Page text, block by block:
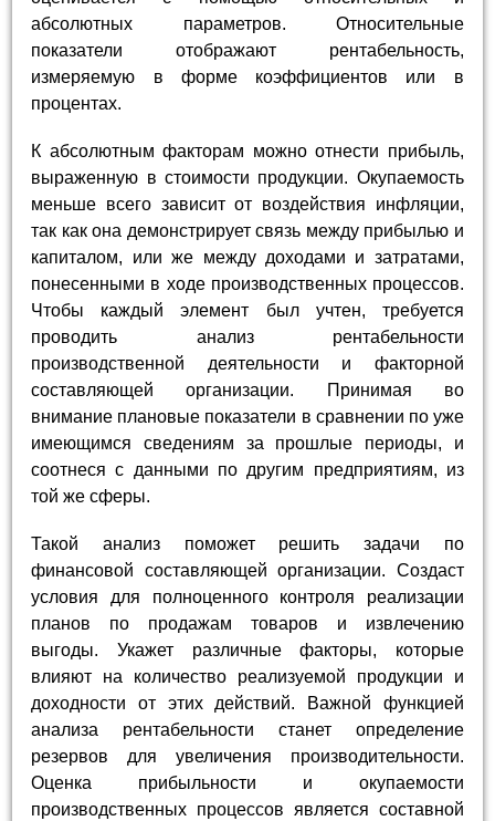
абсолютных параметров. Относительные
показатели отображают рентабельность,
измеряемую в форме коэффициентов или в
процентах.
К абсолютным факторам можно отнести прибыль,
выраженную в стоимости продукции. Окупаемость
меньше всего зависит от воздействия инфляции,
так как она демонстрирует связь между прибылью и
капиталом, или же между доходами и затратами,
понесенными в ходе производственных процессов.
Чтобы каждый элемент был учтен, требуется
проводить анализ рентабельности
производственной деятельности и факторной
составляющей организации. Принимая во
внимание плановые показатели в сравнении по уже
имеющимся сведениям за прошлые периоды, и
соотнеся с данными по другим предприятиям, из
той же сферы.
Такой анализ поможет решить задачи по
финансовой составляющей организации. Создаст
условия для полноценного контроля реализации
планов по продажам товаров и извлечению
выгоды. Укажет различные факторы, которые
влияют на количество реализуемой продукции и
доходности от этих действий. Важной функцией
анализа рентабельности станет определение
резервов для увеличения производительности.
Оценка прибыльности и окупаемости
производственных процессов является составной